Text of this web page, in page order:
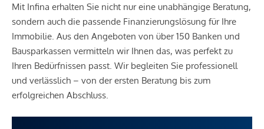
Mit Infina erhalten Sie nicht nur eine unabhängige Beratung,
sondern auch die passende Finanzierungslösung für Ihre
Immobilie. Aus den Angeboten von über 150 Banken und
Bausparkassen vermitteln wir Ihnen das, was perfekt zu
Ihren Bedürfnissen passt. Wir begleiten Sie professionell
und verlässlich – von der ersten Beratung bis zum
erfolgreichen Abschluss.